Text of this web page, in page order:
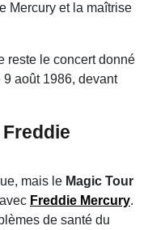
Mercury et la maîtrise
reste le concert donné
août 1986, devant
mais le Magic Tour
avec Freddie Mercury.
de santé du